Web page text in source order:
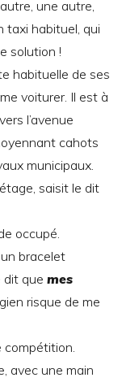
une autre,
taxi habituel, qui
solution !
habituelle de ses
voiturer. Il est à
l’avenue
cahots
municipaux.
saisit le dit
occupé.
bracelet
dit quemes
risque de me
compétition.
avec une main